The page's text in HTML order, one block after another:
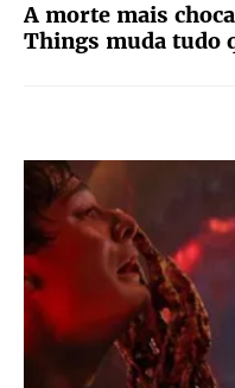
A morte mais
Things muda tudo